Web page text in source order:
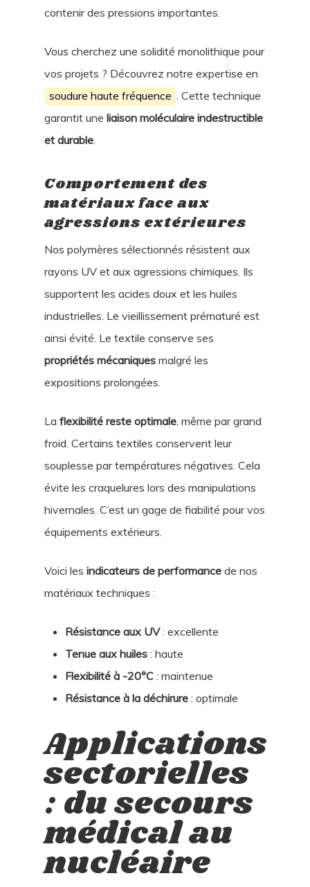
contenir des pressions importantes.
Vous cherchez une solidité monolithique pour
vos projets ? Découvrez notre expertise en
soudure haute fréquence
. Cette technique
garantit une liaison moléculaire indestructible
et durable
Comportement des
matériaux face aux
agressions extérieures
Nos polymères sélectionnés résistent aux
rayons UV et aux agressions chimiques. Ils
supportent les acides doux et les huiles
industrielles. Le vieillissement prématuré est
ainsi évité. Le textile conserve ses
propriétés mécaniques malgré les
expositions prolongées.
La flexibilité reste optimale , même par grand
froid. Certains textiles conservent leur
souplesse par températures négatives. Cela
évite les craquelures lors des manipulations
hivernales. C’est un gage de fiabilité pour vos
équipements extérieurs.
Voici les indicateurs de performance de nos
matériaux techniques :
Résistance aux UV: excellente
Tenue aux huiles : haute
Flexibilité à -20°C : maintenue
Résistance à la déchirure : optimale
Applications
sectorielles
: du secours
médical au
nucléaire